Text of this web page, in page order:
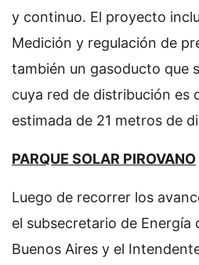
y continuo. El proyecto
Medición y regulación de
también un gasoducto que
cuya red de distribución es
estimada de 21 metros de
PARQUE SOLAR PIROVANO
Luego de recorrer los
el subsecretario de Energía
Buenos Aires y el